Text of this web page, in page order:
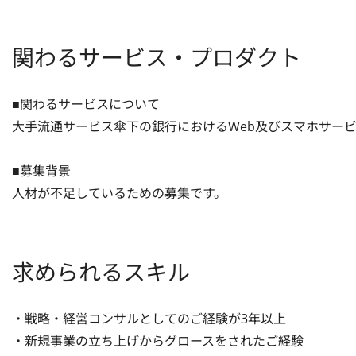
関わるサービス・プロダクト
■関わるサービスについて
大手流通サービス傘下の銀行におけるWeb及びスマホサービ
■募集背景
人材が不足しているための募集です。
求められるスキル
・戦略・経営コンサルとしてのご経験が3年以上
・新規事業の立ち上げからグロースをされたご経験